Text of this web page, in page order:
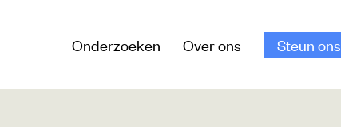
Onderzoeken Over ons Steun ons